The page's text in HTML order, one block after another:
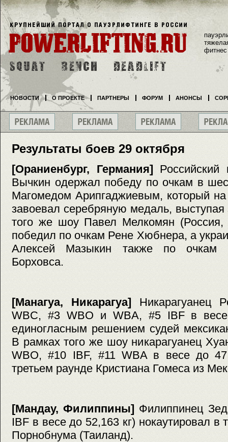
Результаты боев 29 октября
[Ораниенбург, Германия] Российский
Вычкин одержал победу по очкам в
Магомедом Арипгаджиевым, который
завоевал серебряную медаль,
того же шоу Павел Мелкомян
победил по очкам Рене Хюбнера, а
Алексей Мазыкин также по очкам
Борховса.
[Манагуа, Никарагуа]Никарагуанец
WBC, #3 WBO и WBA, #5 IBF в
единогласным решением судей
В рамках того же шоу никарагуанец
WBO, #10 IBF, #11 WBA в весе до
третьем раунде Кристиана Гомеса из
[Мандау, Филиппины]Филиппинец Зед
IBF в весе до 52,163 кг) нокаутировал в
Порнобнума (Таиланд).
фитнес
НОВОСТИ О ПРОЕКТЕ ПАРТНЕРЫ ФОРУМ АНОНСЫ